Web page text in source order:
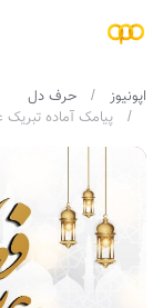
اپونیوز
حرف دل
پیامک آماده تبریک